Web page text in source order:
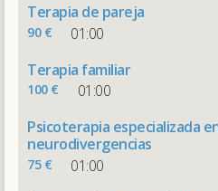
Terapia de pareja
90 €
01:00
Terapia familiar
100 €
01:00
Psicoterapia especializada
neurodivergencias
75 €
01:00